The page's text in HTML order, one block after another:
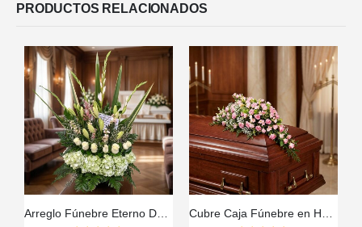
PRODUCTOS RELACIONADOS